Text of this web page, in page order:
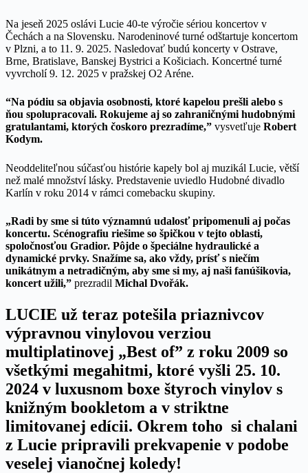
Na jeseň 2025 oslávi Lucie 40-te výročie sériou koncertov v
Čechách a na Slovensku. Narodeninové turné odštartuje koncertom
v Plzni, a to 11. 9. 2025. Nasledovať budú koncerty v Ostrave,
Brne, Bratislave, Banskej Bystrici a Košiciach. Koncertné turné
vyvrcholí 9. 12. 2025 v pražskej O2 Aréne.
“Na pódiu sa objavia osobnosti, ktoré kapelou prešli alebo s
ňou spolupracovali. Rokujeme aj so zahraničnými hudobnými
gratulantami, ktorých čoskoro prezradíme,” vysvetľuje Robert
Kodym.
Neoddeliteľnou súčasťou histórie kapely bol aj muzikál Lucie, větší
než malé množství lásky. Predstavenie uviedlo Hudobné divadlo
Karlín v roku 2014 v rámci comebacku skupiny.
„Radi by sme si túto významnú udalosť pripomenuli aj počas
koncertu. Scénografiu riešime so špičkou v tejto oblasti,
spoločnosťou Gradior. Pôjde o špeciálne hydraulické a
dynamické prvky. Snažíme sa, ako vždy, prísť s niečím
unikátnym a netradičným, aby sme si my, aj naši fanúšikovia,
koncert užili,” prezradil Michal Dvořák.
LUCIE už teraz potešila priaznivcov
výpravnou vinylovou verziou
multiplatinovej „Best of” z roku 2009 so
všetkými megahitmi, ktoré vyšli 25. 10.
2024 v luxusnom boxe štyroch vinylov s
knižným bookletom a v striktne
limitovanej edícii. Okrem toho si chalani
z Lucie pripravili prekvapenie v podobe
veselej vianočnej koledy!